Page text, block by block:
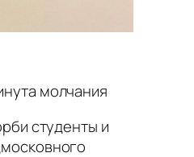
молчания
студенты и